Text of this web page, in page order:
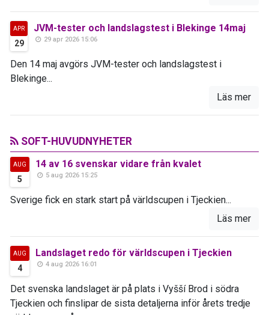
APR
29
JVM-tester och landslagstest i Blekinge 14maj
29 apr 2026 15:06
Den 14 maj avgörs JVM-tester och landslagstest i
Blekinge...
Läs mer
SOFT-HUVUDNYHETER
AUG
5
14 av 16 svenskar vidare från kvalet
5 aug 2026 15:25
Sverige fick en stark start på världscupen i Tjeckien...
Läs mer
AUG
4
Landslaget redo för världscupen i Tjeckien
4 aug 2026 16:01
Det svenska landslaget är på plats i Vyšší Brod i södra
Tjeckien och finslipar de sista detaljerna inför årets tredje